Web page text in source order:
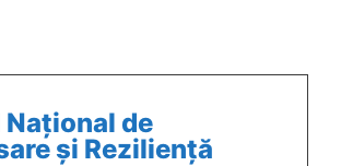
Național de
și Reziliență